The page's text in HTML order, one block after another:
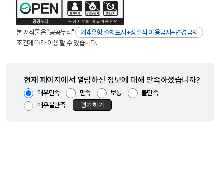
본 저작물은 "공공누리"
제4유형:출처표시+상업적 이용금지+변경금지
조건에 따라 이용 할 수 있습니다.
현재 페이지에서 열람하신 정보에 대해 만족하셨습니까?
매우만족 만족 보통
불만족
매우불만족
평가하기